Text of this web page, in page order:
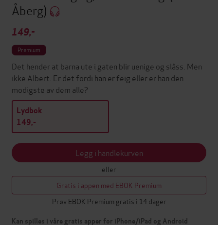
Åberg)
149,-
Premium
Det hender at barna ute i gaten blir uenige og slåss. Men
ikke Albert. Er det fordi han er feig eller er han den
modigste av dem alle?
Lydbok
149,-
Legg i handlekurven
eller
Gratis i appen med EBOK Premium
Prøv EBOK Premium gratis i 14 dager
Kan spilles i våre gratis apper for iPhone/iPad og Android